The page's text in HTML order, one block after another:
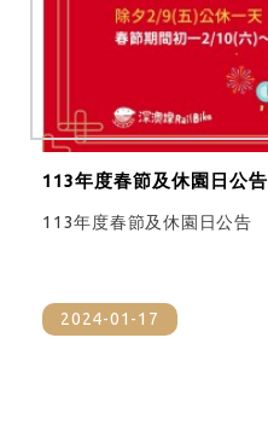
113年度春節及休園日公告
113年度春節及休園日公告
2024-01-17